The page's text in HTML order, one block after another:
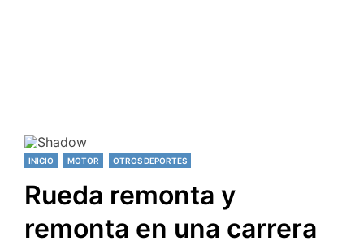
INICIO MOTOR OTROS DEPORTES
Rueda remonta y
remonta en una carrera